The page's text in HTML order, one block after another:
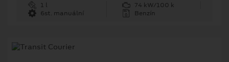
1 l
74 kW/100 k
6st. manuální
Benzín